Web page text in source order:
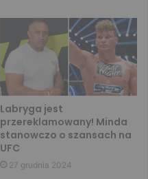
Labryga jest
przereklamowany! Minda
stanowczo o szansach na
UFC
27 grudnia 2024